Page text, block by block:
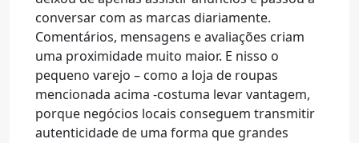
conversar com as marcas diariamente.
Comentários, mensagens e avaliações criam
uma proximidade muito maior. E nisso o
pequeno varejo – como a loja de roupas
mencionada acima -costuma levar vantagem,
porque negócios locais conseguem transmitir
autenticidade de uma forma que grandes